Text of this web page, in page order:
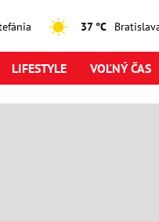
37 °C
LIFESTYLE VOĽNÝ ČAS